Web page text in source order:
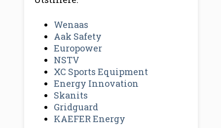
Wenaas
Aak Safety
Europower
NSTV
XC Sports Equipment
Energy Innovation
Skanits
Gridguard
KAEFER Energy